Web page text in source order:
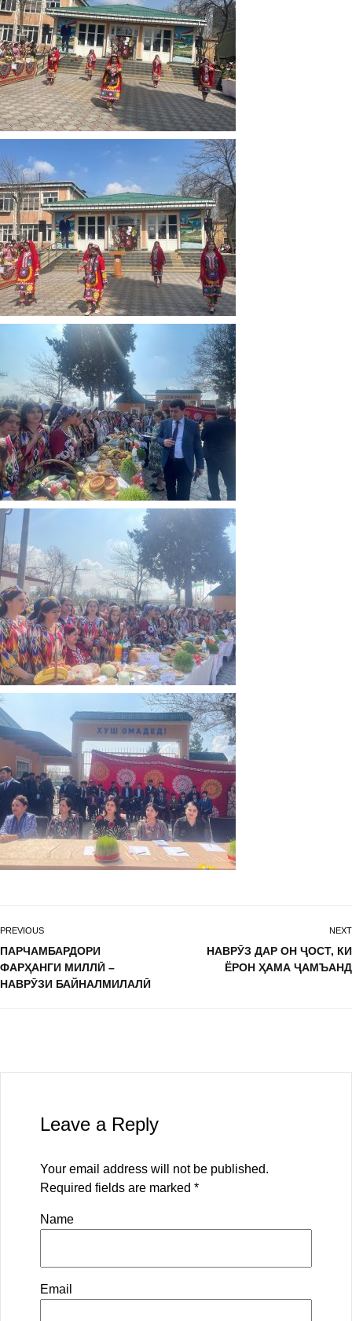
PREVIOUS
ПАРЧАМБАРДОРИ
ФАРҲАНГИ МИЛЛӢ –
НАВРӮЗИ БАЙНАЛМИЛАЛӢ
NEXT
НАВРӮЗ ДАР ОН ҶОСТ, КИ
ЁРОН ҲАМА ҶАМЪАНД
Leave a Reply
Your email address will not be published.
Required fields are marked *
Name
Email